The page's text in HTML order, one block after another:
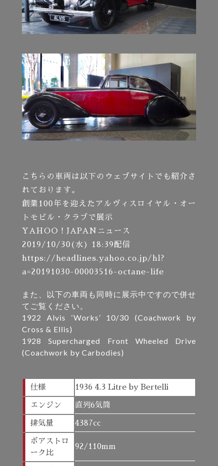
こちらの車両は以下のウェブサイトでも紹介さ
れております。
創業100年を迎えたアルヴィスロイヤル・オー
トモビル・クラブで展示
YAHOO！JAPANニュース
2019/10/30(水) 18:39配信
https://headlines.yahoo.co.jp/hl?
a=20191030-00003516-octane-life
また、以下の車両も同時に展示中ですので併せ
てご覧ください。
1922 Alvis ‘Works’ 10/30 (Coachwork by
Cross & Ellis)
1928 Supercharged Front Wheeled Drive
(Coachwork by Carbodies)
仕様 1936 4.3 Litre by Bertelli
エンジン 直列6気筒
排気量 4387cc
ボアストロ
ーク比
92/110mm